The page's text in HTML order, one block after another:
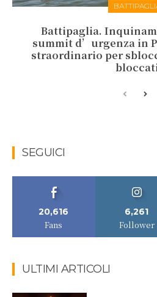
Battipaglia.
summit d’urgenza in
straordinario per
SEGUICI
20,616
Fans
6,261
Follower
ULTIMI ARTICOLI